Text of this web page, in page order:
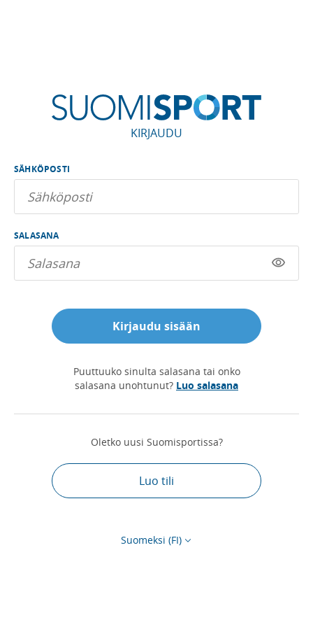
KIRJAUDU
SÄHKÖPOSTI
SALASANA
Kirjaudu sisään
Puuttuuko sinulta salasana tai onko
salasana unohtunut? Luo salasana
Oletko uusi Suomisportissa?
Luo tili
Suomeksi (FI)